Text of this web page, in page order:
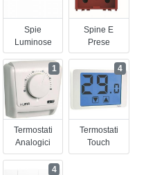
Spie
Luminose
Spine E
Prese
Termostati
Analogici
1
Termostati
Touch
4
4